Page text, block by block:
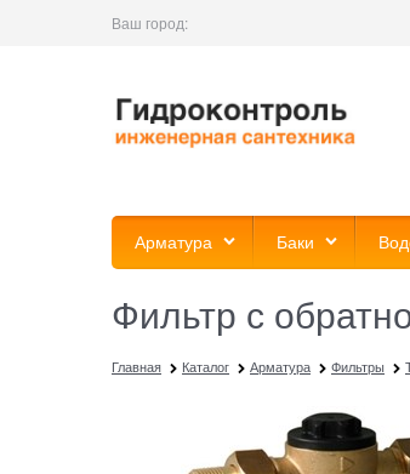
Ваш город:
Арматура Баки
Фильтр с
Главная Каталог Арматура Фильтры